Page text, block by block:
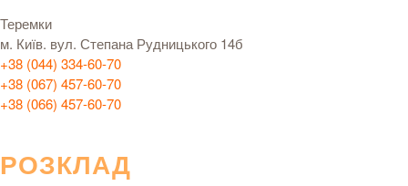
Теремки
м. Київ. вул. Степана Рудницького 14б
+38 (044) 334-60-70
+38 (067) 457-60-70
+38 (066) 457-60-70
РОЗКЛАД